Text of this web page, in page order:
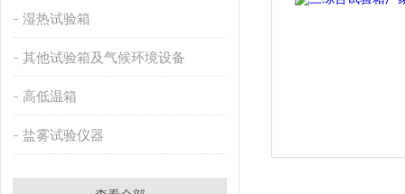
湿热试验箱
其他试验箱及气候环境设备
高低温箱
盐雾试验仪器